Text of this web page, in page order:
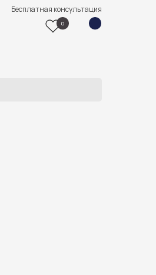
Бесплатная консультация
0